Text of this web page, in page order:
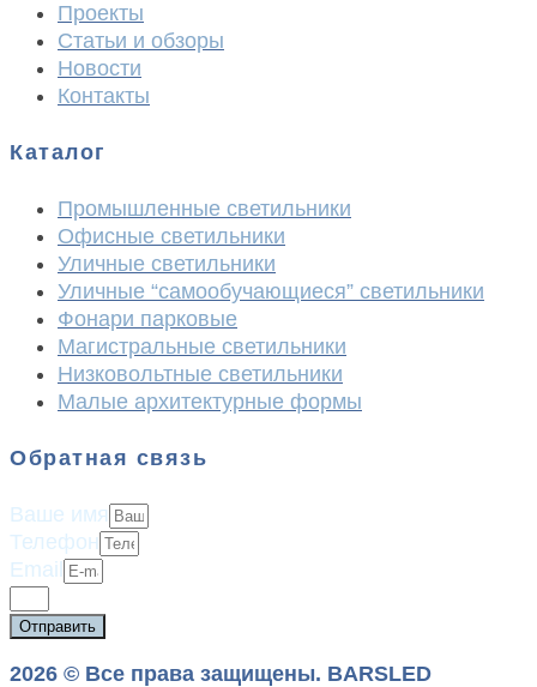
Проекты
Статьи и обзоры
Новости
Контакты
Каталог
Промышленные светильники
Офисные светильники
Уличные светильники
Уличные “самообучающиеся” светильники
Фонари парковые
Магистральные светильники
Низковольтные светильники
Малые архитектурные формы
Обратная связь
Ваше имя
Телефон
Email
Отправить
2026 © Все права защищены. BARSLED